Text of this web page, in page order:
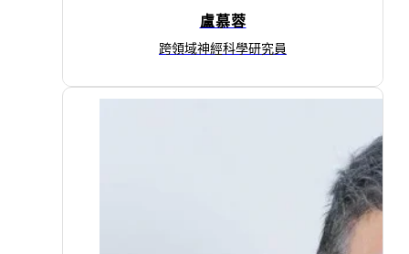
盧慕蓉
跨領域神經科學研究員